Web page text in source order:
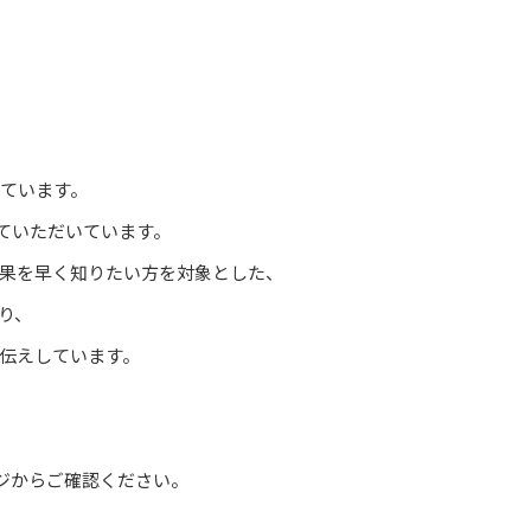
います。
ただいています。
早く知りたい方を対象とした、
えしています。
からご確認ください。